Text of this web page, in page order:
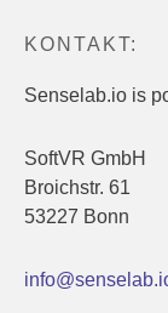
KONTAKT:
Senselab.io is
SoftVR GmbH
Broichstr. 61
53227 Bonn